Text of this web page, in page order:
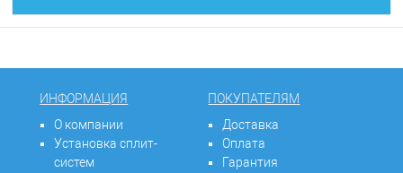
ИНФОРМАЦИЯ
О компании
Установка сплит-
систем
ПОКУПАТЕЛЯМ
Доставка
Оплата
Гарантия